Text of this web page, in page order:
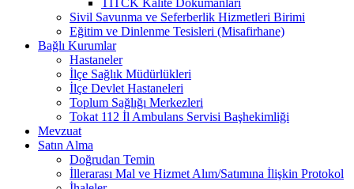
Sivil Savunma ve Seferberlik Hizmetleri Birimi
Eğitim ve Dinlenme Tesisleri (Misafirhane)
Bağlı Kurumlar
Hastaneler
İlçe Sağlık Müdürlükleri
İlçe Devlet Hastaneleri
Toplum Sağlığı Merkezleri
Tokat 112 İl Ambulans Servisi Başhekimliği
Mevzuat
Satın Alma
Doğrudan Temin
İllerarası Mal ve Hizmet Alım/Satımına İlişkin Protokol